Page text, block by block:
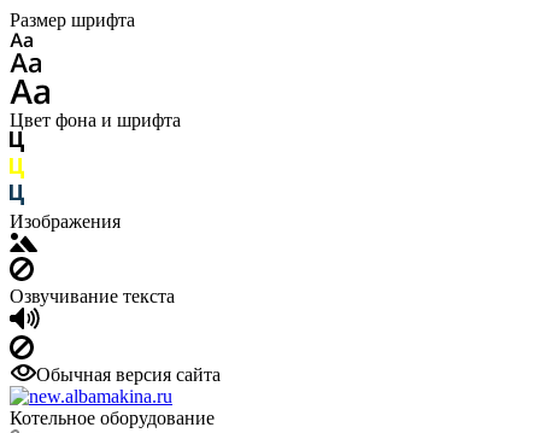
Размер шрифта
Цвет фона и шрифта
Изображения
Озвучивание текста
Обычная версия сайта
Котельное оборудование